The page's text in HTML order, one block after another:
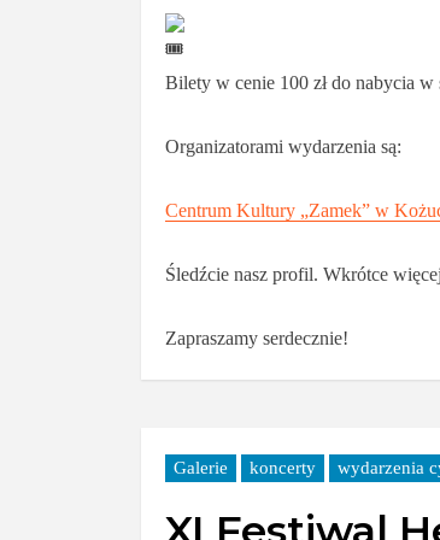
Bilety w cenie 100 zł do nabycia
Organizatorami wydarzenia są:
Centrum Kultury „Zamek” w
Śledźcie nasz profil. Wkrótce
Zapraszamy serdecznie!
Galerie koncerty wydarzenia